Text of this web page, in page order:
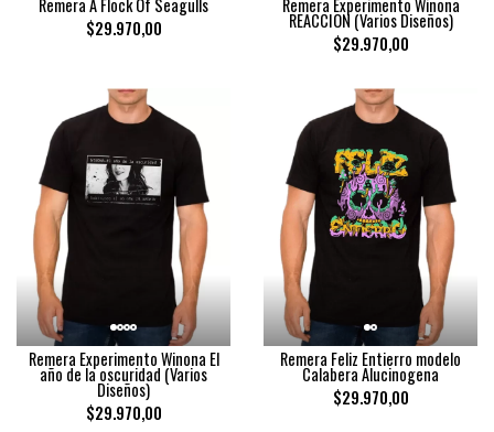
Remera A Flock Of Seagulls
$29.970,00
Remera Experimento Winona
REACCION (Varios Diseños)
$29.970,00
Remera Experimento Winona El
año de la oscuridad (Varios
Diseños)
$29.970,00
Remera Feliz Entierro modelo
Calabera Alucinogena
$29.970,00